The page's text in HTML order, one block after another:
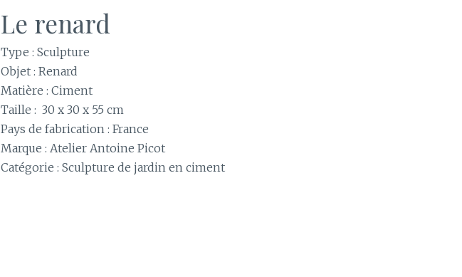
Le renard
Type : Sculpture
Objet : Renard
Matière : Ciment
Taille : 30 x 30 x 55 cm
Pays de fabrication : France
Marque : Atelier Antoine Picot
Catégorie : Sculpture de jardin en ciment